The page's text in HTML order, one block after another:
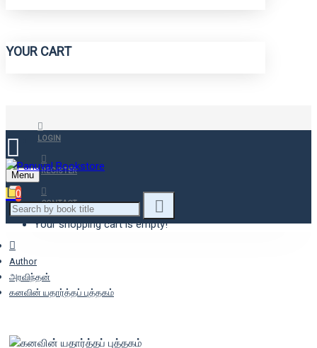
YOUR CART
LOGIN
REGISTER
CONTACT
Menu
0
Your shopping cart is empty!
Author
அரவிந்தன்
கனவின் யதார்த்தப் புத்தகம்